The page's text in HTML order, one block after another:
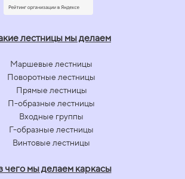
лестницы мы делаем
Маршевые лестницы
Поворотные лестницы
Прямые лестницы
П-образные лестницы
Входные группы
Г-образные лестницы
Винтовые лестницы
чего мы делаем каркасы